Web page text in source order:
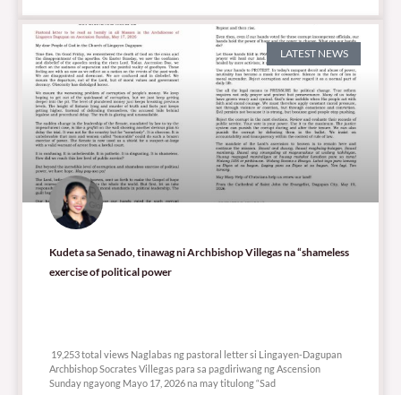
LATEST NEWS
Kudeta sa Senado, tinawag ni Archbishop Villegas na “shameless
exercise of political power
19,253 total views Naglabas ng pastoral letter si Lingayen-Dagupan
Archbishop Socrates Villegas para sa pagdiriwang ng Ascension
Sunday ngayong Mayo 17, 2026 na may titulong “Sad